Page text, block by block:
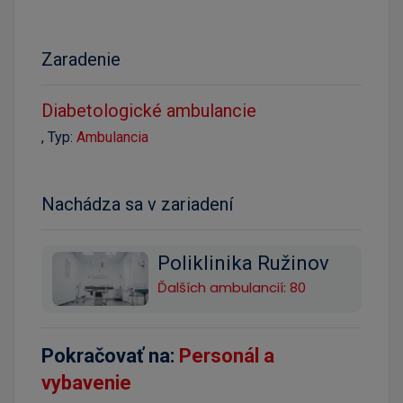
Zaradenie
Diabetologické ambulancie
, Typ: Ambulancia
Nachádza sa v zariadení
Poliklinika Ružinov
Ďalších ambulancií: 80
Pokračovať na: Personál a
vybavenie